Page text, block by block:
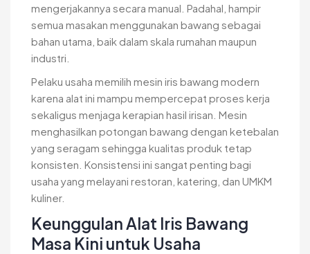
mengerjakannya secara manual. Padahal, hampir
semua masakan menggunakan bawang sebagai
bahan utama, baik dalam skala rumahan maupun
industri.
Pelaku usaha memilih mesin iris bawang modern
karena alat ini mampu mempercepat proses kerja
sekaligus menjaga kerapian hasil irisan. Mesin
menghasilkan potongan bawang dengan ketebalan
yang seragam sehingga kualitas produk tetap
konsisten. Konsistensi ini sangat penting bagi
usaha yang melayani restoran, katering, dan UMKM
kuliner.
Keunggulan Alat Iris Bawang
Masa Kini untuk Usaha